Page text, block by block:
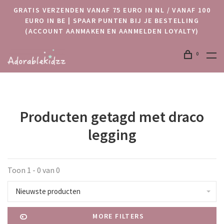
GRATIS VERZENDEN VANAF 75 EURO IN NL / VANAF 100
EURO IN BE | SPAAR PUNTEN BIJ JE BESTELLING
(ACCOUNT AANMAKEN EN AANMELDEN LOYALTY)
0
Producten getagd met draco
legging
Toon 1 - 0 van 0
Nieuwste producten
MORE FILTERS